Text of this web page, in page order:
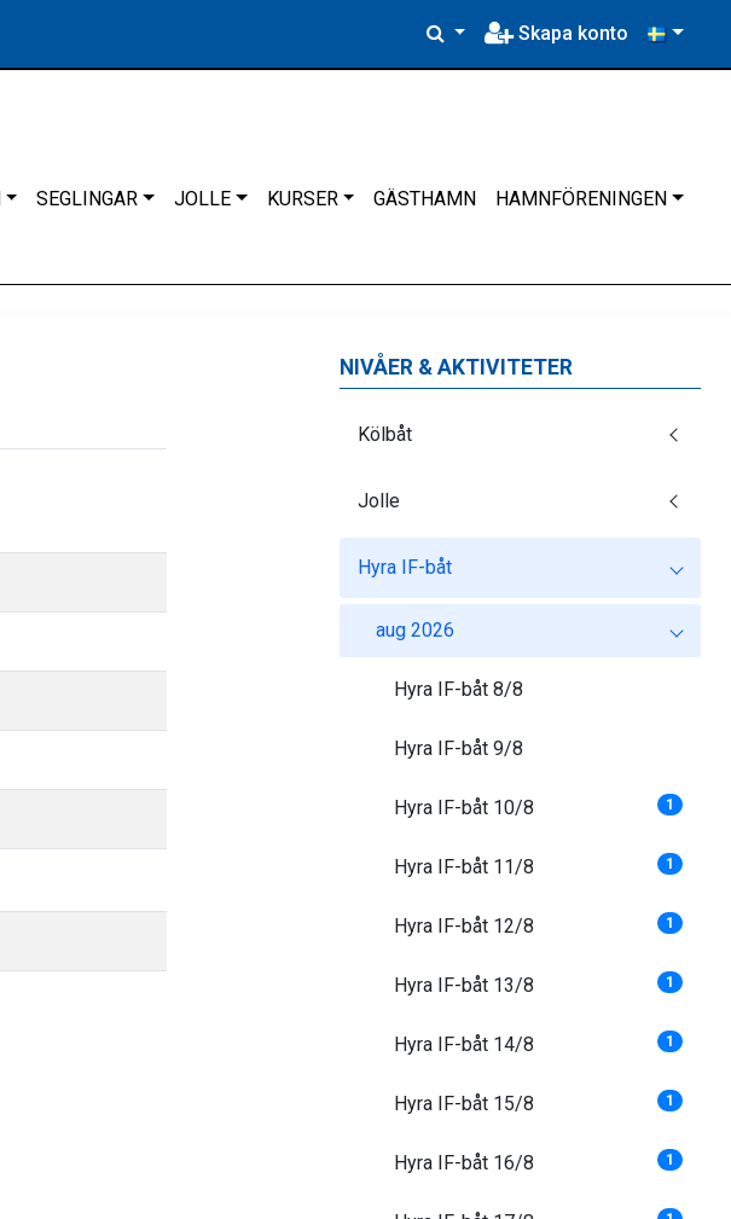
Skapa konto
SEGLINGAR JOLLE KURSER GÄSTHAMN HAMNFÖRENINGEN
NIVÅER & AKTIVITETER
Kölbåt
Jolle
Hyra IF-båt
aug 2026
Hyra IF-båt 8/8
Hyra IF-båt 9/8
Hyra IF-båt 10/8 1
Hyra IF-båt 11/8 1
Hyra IF-båt 12/8 1
Hyra IF-båt 13/8 1
Hyra IF-båt 14/8 1
Hyra IF-båt 15/8 1
Hyra IF-båt 16/8 1